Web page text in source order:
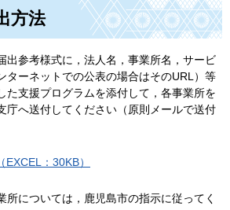
方法
出参考様式に，法人名，事業所名，サービ
ターネットでの公表の場合はそのURL）等
た支援プログラムを添付して， 各事業所を
庁へ送付してください（原則メールで送付
EXCEL：30KB）
所については，鹿児島市の指示に従ってく